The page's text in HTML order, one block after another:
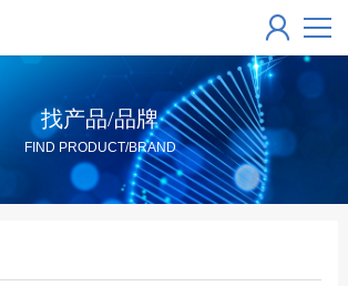
找产品/品牌
FIND PRODUCT/BRAND